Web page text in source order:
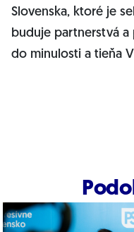
Slovenska, ktoré je
buduje partnerstvá a
do minulosti a tieňa